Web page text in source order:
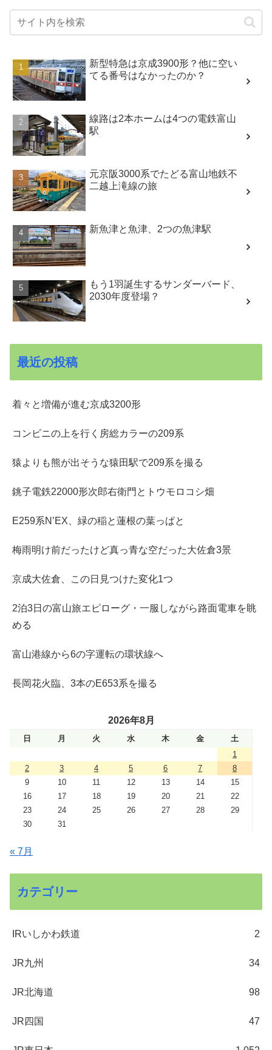
新型特急は京成3900形？他に空い
てる番号はなかったのか？
線路は2本ホームは4つの電鉄富山
駅
元京阪3000系でたどる富山地鉄不
二越上滝線の旅
新魚津と魚津、2つの魚津駅
もう1羽誕生するサンダーバード、
2030年度登場？
最近の投稿
着々と増備が進む京成3200形
コンビニの上を行く房総カラーの209系
猿よりも熊が出そうな猿田駅で209系を撮る
銚子電鉄22000形次郎右衛門とトウモロコシ畑
E259系N’EX、緑の稲と蓮根の葉っぱと
梅雨明け前だったけど真っ青な空だった大佐倉3景
京成大佐倉、この日見つけた変化1つ
2泊3日の富山旅エピローグ・一服しながら路面電車を眺
める
富山港線から6の字運転の環状線へ
長岡花火臨、3本のE653系を撮る
2026年8月
日 月 火 水 木 金
土
1
2
3 4 5 6 7
8
9
10 11 12 13 14
15
16
17 18 19 20 21
22
23
24 25 26 27 28
29
30
31
« 7月
カテゴリー
IRいしかわ鉄道 2
JR九州 34
JR北海道 98
JR四国 47